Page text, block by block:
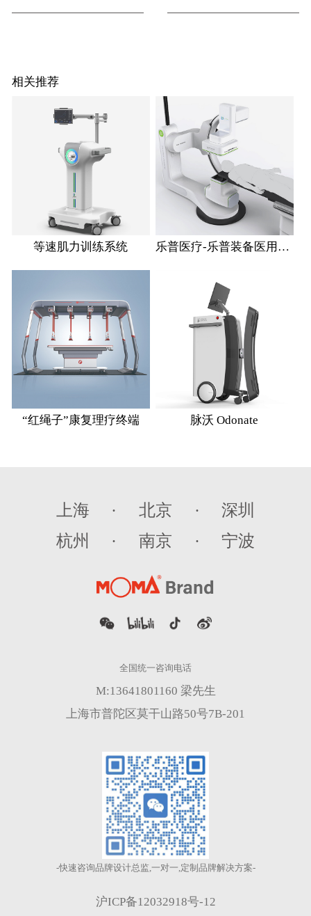
相关推荐
等速肌力训练系统 乐普医疗-乐普装备医用血管造影X射线机
“红绳子”康复理疗终端 脉沃 Odonate
上海 · 北京 ·
深圳
杭州
· 南京 · 宁波
M:13641801160 梁先生
上海市普陀区莫干山路50号7B-201
-快速咨询品牌设计总监,一对一,定制品牌解决方案-
沪ICP备12032918号-12